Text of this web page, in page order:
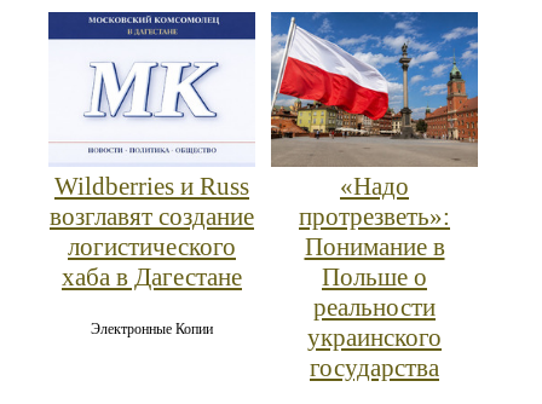
Wildberries и Russ
возглавят создание
логистического
хаба в Дагестане
Электронные Копии
«Надо
протрезветь»:
Понимание в
Польше о
реальности
украинского
государства